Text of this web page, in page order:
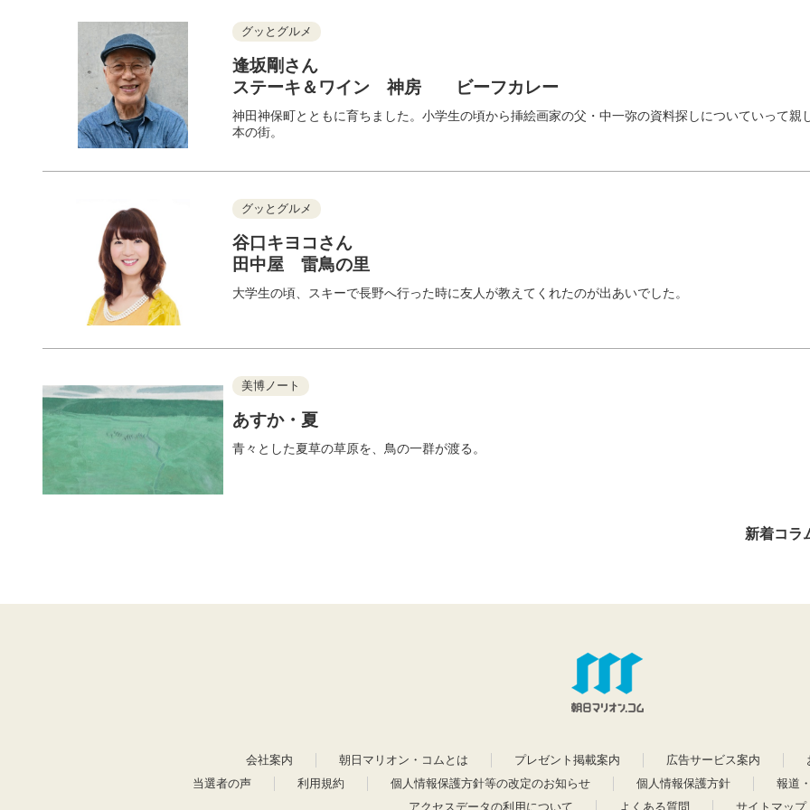
グッとグルメ
逢坂剛さん
ステーキ＆ワイン 神房 ビーフカレー
神田神保町とともに育ちました。小学生の頃から挿絵画家の父・中一弥の資料探しについていって親
本の街。
グッとグルメ
谷口キヨコさん
田中屋 雷鳥の里
大学生の頃、スキーで長野へ行った時に友人が教えてくれたのが出あいでした。
美博ノート
あすか・夏
青々とした夏草の草原を、鳥の一群が渡る。
新着コラ
会社案内 朝日マリオン・コムとは プレゼント掲載案内 広告サービス案内
当選者の声
利用規約 個人情報保護方針等の改定のお知らせ 個人情報保護方針
報道
アクセスデータの利用について
よくある質問 サイトマップ